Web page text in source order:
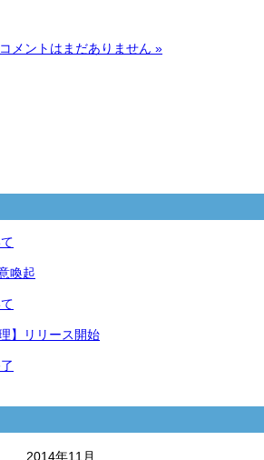
コメントはまだありません »
喚起
】リリース開始
2014年11月